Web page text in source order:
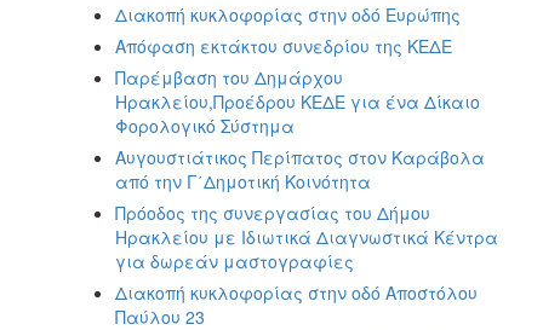
Διακοπή κυκλοφορίας στην οδό Ευρώπης
Απόφαση εκτάκτου συνεδρίου της ΚΕΔΕ
Παρέμβαση του Δημάρχου
Ηρακλείου,Προέδρου ΚΕΔΕ για ένα Δίκαιο
Φορολογικό Σύστημα
Αυγουστιάτικος Περίπατος στον Καράβολα
από την Γ΄Δημοτική Κοινότητα
Πρόοδος της συνεργασίας του Δήμου
Ηρακλείου με Ιδιωτικά Διαγνωστικά Κέντρα
για δωρεάν μαστογραφίες
Διακοπή κυκλοφορίας στην οδό Αποστόλου
Παύλου 23